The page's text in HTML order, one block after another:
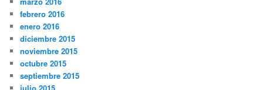
febrero 2016
enero 2016
diciembre 2015
noviembre 2015
octubre 2015
septiembre 2015